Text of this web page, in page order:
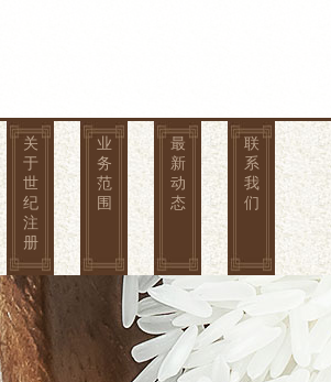
关
于
世
纪
注
册
业
务
范
围
最
新
动
态
联
系
我
们